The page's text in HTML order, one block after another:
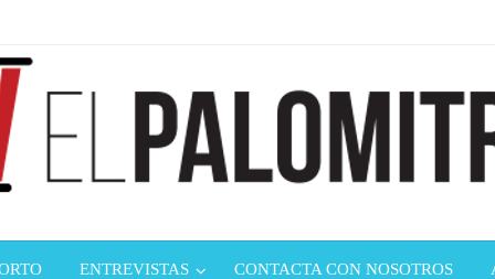
ENTREVISTAS CONTACTA CON NOSOTROS